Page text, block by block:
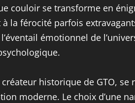
couloir se transforme en
la férocité parfois
émotionnel de
historique de GTO, se
moderne. Le choix d’une